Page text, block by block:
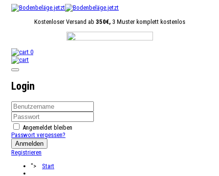
Kostenloser Versand ab 350€, 3 Muster komplett kostenlos
0
Login
Angemeldet bleiben
Passwort vergessen?
Anmelden
Registrieren
">
Start